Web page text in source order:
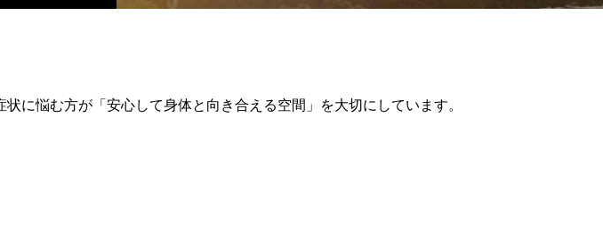
に悩む方が「安心して身体と向き合える空間」を大切にしています。